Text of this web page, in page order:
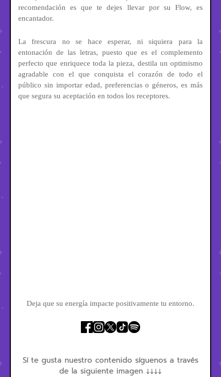
recomendación es que te dejes llevar por su Flow, es
encantador.
La frescura no se hace esperar, ni siquiera para la
entonación de las letras, puesto que es el complemento
perfecto que enriquece toda la pieza, destila un optimismo
agradable con el que conquista el corazón de todo el
público sin importar edad, preferencias o géneros, es más
que segura su aceptación en todos los receptores.
Deja que su energía impacte positivamente tu entorno.
Sí te gusta nuestro contenido síguenos a través
de la siguiente imagen ↓↓↓↓